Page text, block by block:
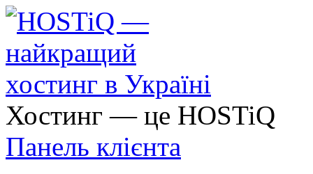
Хостинг — це HOSTiQ
Панель клієнта